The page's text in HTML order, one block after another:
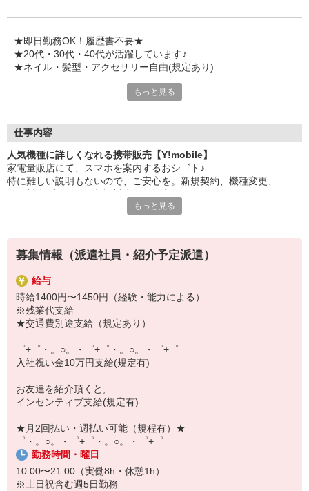
゜・。○。・゜+゜・。○。・゜+゜
★即日勤務OK！履歴書不要★
★20代・30代・40代が活躍しています♪
★ネイル・髪型・アクセサリー自由(規定あり)
シエロのスタッフは9割が未経験スタート。
ずっと先まで役に立ちます！
丁寧な研修もあるので、
みなさんから働きやすいと好評です♪
最新アプリ事情やお得なプラン、
スマホの裏ワザを学べるチャンス♪
￣￣￣￣￣￣￣￣￣￣￣
▼オフィスワーク
事務、経理、データ入力、コールセンター、受付
▼工場・製造・軽作業系
機械/食品製造・梱包・仕分け・加工・組立・検査
▼美容系
眉毛サロンのアイブロウ・ネイリスト・エステ
▼営業・販売
法人営業・アパレル販売・個別指導塾・人材紹介
▼人気案件も多数♪
短期・期間限定・オープニング・官公庁案件
上場/優良/大手企業など
【スマホ面接実施中】
￣￣￣￣￣￣￣￣￣
自宅に居ながらスマホでカンタン面接OK！
オンライン面談なのでスピード対応。
もっと見る
仕事内容
人気機種に詳しくなれる携帯販売【Y!mobile】
家電量販店にて、スマホを案内するおシゴト♪
特に難しい説明もないので、ご安心を。新規契約、機種変更、
満足度◎
■携帯やインターネット販売業務
docomo(ドコモ)/au(エーユー)・KDDI/softbank(ソフトバンク)など
の大手キャリアから
ワイモバイル(Y!mobille)、楽天モバイル、UQなど格安スマホまで幅
広く紹介可能♪
もっと見る
募集情報（派遣社員・紹介予定派遣）
給与
時給1400円〜1450円（経験・能力による）
※残業代支給
★交通費別途支給（規定あり）
゜+゜・。○。・゜+゜・。○。・゜+゜
入社祝い金10万円支給(規定有)
お友達を紹介頂くと,
インセンティブ支給(規定有)
★月2回払い・週払い可能（規程有）★
゜・。○。・゜+゜・。○。・゜+゜
勤務時間・曜日
10:00〜21:00（実働8h・休憩1h）
※土日祝含む週5日勤務